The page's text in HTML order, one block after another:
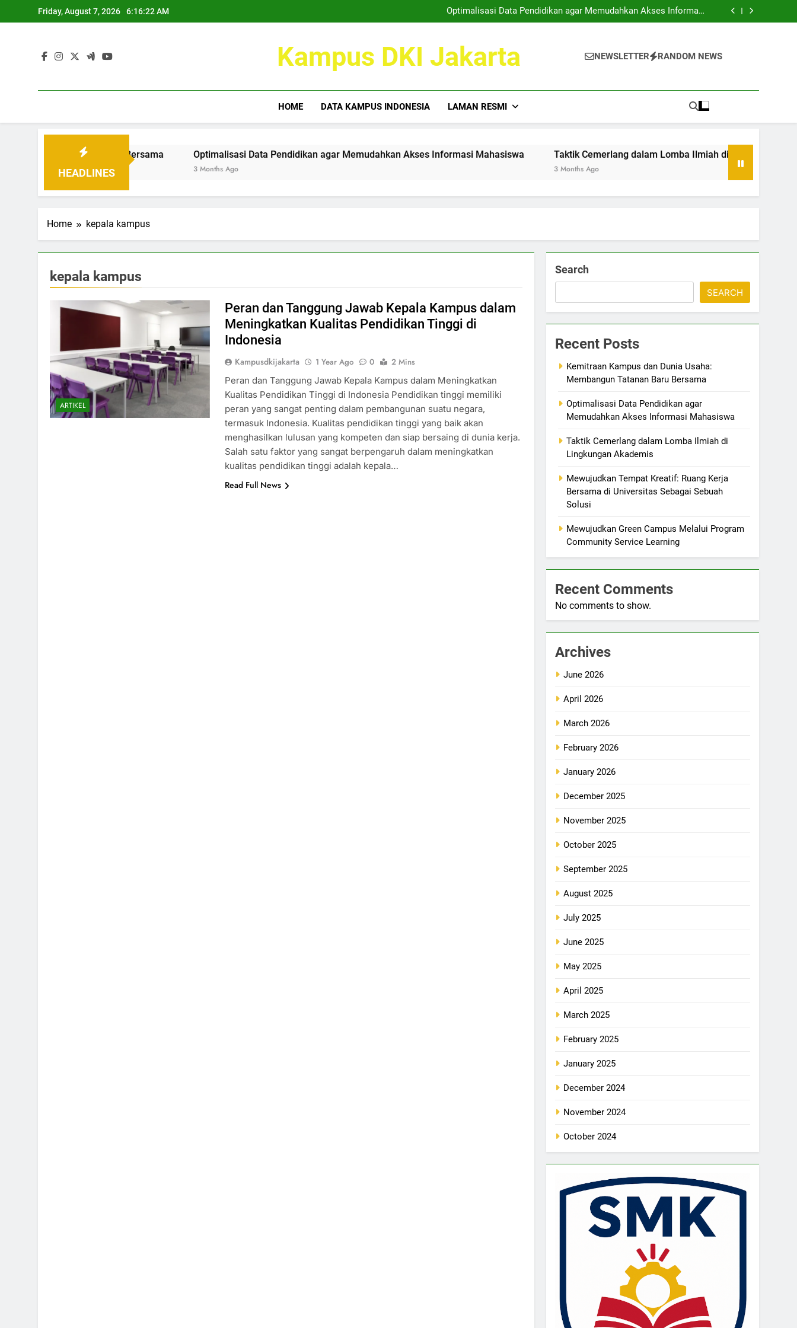
to
Friday, August 7, 2026 6:16:22 AM
Optimalisasi Data Pendidikan agar Memudahkan Akses Informasi
Mahasiswa
Taktik Cemerlang dalam Lomba Ilmiah di Lingkungan Akademis
Optimalisasi Data Pendidikan agar Memudahkan Akses Informasi
Taktik Cemerlang dalam Lomba Ilmiah di Lingkungan Akademis
Kampus DKI Jakarta NEWSLETTER RANDOM NEWS
HOME DATA KAMPUS INDONESIA LAMAN RESMI
HEADLINES
Tatanan Baru Bersama Optimalisasi Data Pendidikan agar Memudahkan Akses Informasi Mahasiswa
3 Months Ago
Taktik Cemerlang dalam Lomba Ilmiah di Lingkungan Akademis
3 Months Ago
Home kepala kampus
kepala kampus
ARTIKEL
Peran dan Tanggung Jawab Kepala Kampus dalam
Meningkatkan Kualitas Pendidikan Tinggi di
Indonesia
Kampusdkijakarta 1 Year Ago 0
2 Mins
Peran dan Tanggung Jawab Kepala Kampus dalam Meningkatkan
Kualitas Pendidikan Tinggi di Indonesia Pendidikan tinggi memiliki
peran yang sangat penting dalam pembangunan suatu negara,
termasuk Indonesia. Kualitas pendidikan tinggi yang baik akan
menghasilkan lulusan yang kompeten dan siap bersaing di dunia kerja.
Salah satu faktor yang sangat berpengaruh dalam meningkatkan
kualitas pendidikan tinggi adalah kepala…
Read Full News
Search
SEARCH
Recent Posts
Kemitraan Kampus dan Dunia Usaha:
Membangun Tatanan Baru Bersama
Optimalisasi Data Pendidikan agar
Memudahkan Akses Informasi Mahasiswa
Taktik Cemerlang dalam Lomba Ilmiah di
Lingkungan Akademis
Mewujudkan Tempat Kreatif: Ruang Kerja
Bersama di Universitas Sebagai Sebuah
Solusi
Mewujudkan Green Campus Melalui Program
Community Service Learning
Recent Comments
No comments to show.
Archives
June 2026
April 2026
March 2026
February 2026
January 2026
December 2025
November 2025
October 2025
September 2025
August 2025
July 2025
June 2025
May 2025
April 2025
March 2025
February 2025
January 2025
December 2024
November 2024
October 2024